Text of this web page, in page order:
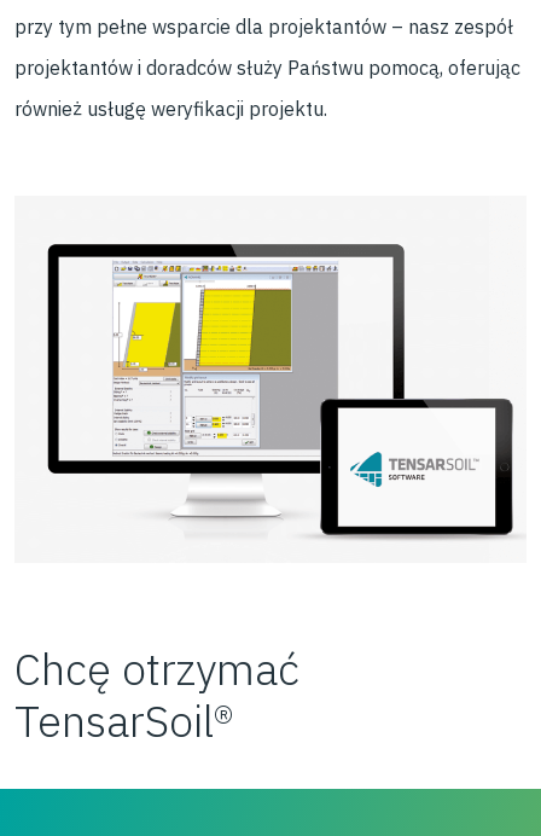
przy tym pełne wsparcie dla projektantów – nasz zespół
projektantów i doradców służy Państwu pomocą, oferując
również usługę weryfikacji projektu.
Chcę otrzymać
TensarSoil®